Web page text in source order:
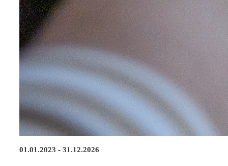
01.01.2023 - 31.12.2026